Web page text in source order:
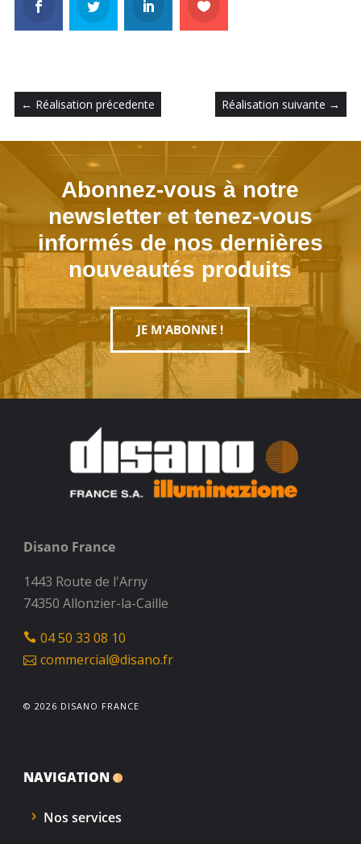
← Réalisation précedente Réalisation suivante →
Abonnez-vous à notre
newsletter et tenez-vous
informés de nos dernières
nouveautés produits
JE M'ABONNE !
Disano France
1443 Route de l'Arny
74350 Allonzier-la-Caille
04 50 33 08 10
commercial@disano.fr
© 2026 DISANO FRANCE
NAVIGATION
Nos services